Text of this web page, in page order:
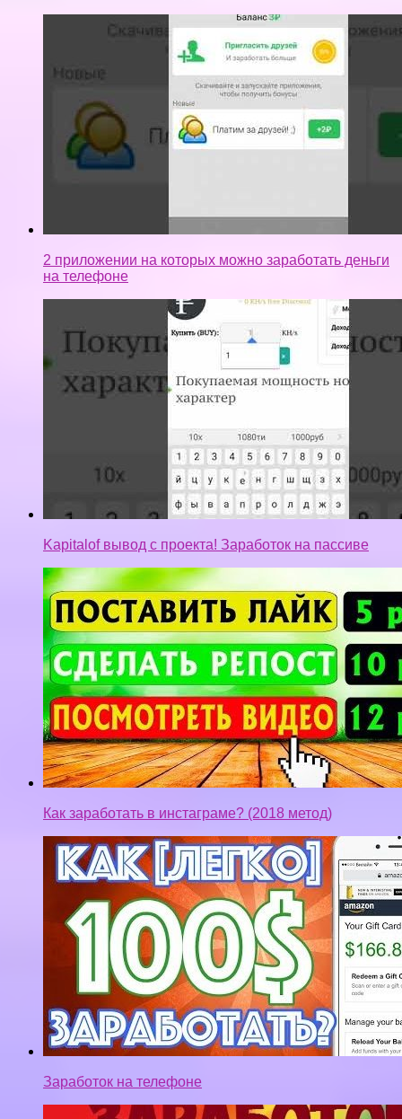
2 приложении на которых можно заработать деньги
на телефоне
Kapitalof вывод с проекта! Заработок на пассиве
Как заработать в инстаграме? (2018 метод)
Заработок на телефоне